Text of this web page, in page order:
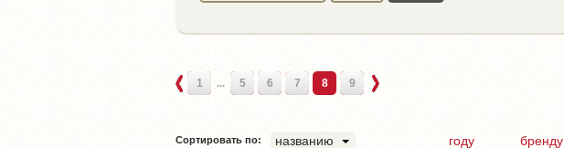
1 ... 5 6 7 8 9
Сортировать по: названию году бренду